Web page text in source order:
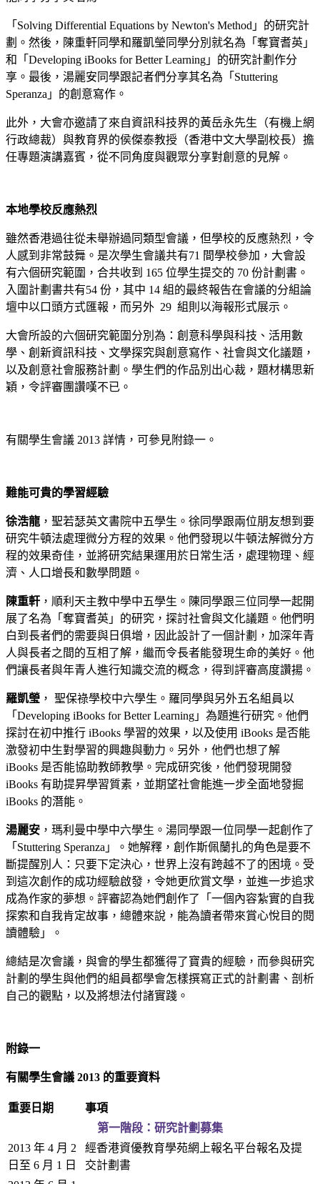
「Solving Differential Equations by Newton's Method」的研究計
劃。然後，陳重軒同學和羅凱瑩同學分別就名為「奪寶耆英」
和「Developing iBooks for Better Learning」的研究計劃作分
享。最後，湯麗安同學跟記者們分享其名為「Stuttering
Speranza」的創意寫作。
此外，大會亦邀請了來自資訊科技界的黃岳永先生（有機上網
行政總裁）與教育界的侯傑泰教授（香港中文大學副校長）擔
任專題演講嘉賓，從不同角度與觀眾分享對創意的見解。
本地學校反應熱烈
雖然香港過往從未舉辦過同類型會議，但學校的反應熱烈，令
人感到非常鼓舞。是次學生會議共有71 間學校參加，大會設
有六個研究範圍，合共收到 165 位學生提交的 70 份計劃書。
入圍計劃書共有54 份，其中 14 組的最終報告在會議的分組論
壇中以口頭方式匯報，而另外 29 組則以海報形式展示。
大會所設的六個研究範圍分別為：創意科學與科技、活用數
學、創新資訊科技、文學探究與創意寫作、社會與文化議題，
以及創意社會服務計劃。學生們的作品別出心裁，題材構思新
穎，令評審團讚嘆不已。
有關學生會議 2013 詳情，可參見附錄一。
難能可貴的學習經驗
徐浩龍 ，聖若瑟英文書院中五學生。徐同學跟兩位朋友想到要
研究牛頓法處理微分方程的效果。他們發現以牛頓法解微分方
程的效果奇佳，並將研究結果運用於日常生活，處理物理、經
濟、人口增長和數學問題。
陳重軒 ，順利天主教中學中五學生。陳同學跟三位同學一起開
展了名為「奪寶耆英」的研究，探討社會與文化議題。他們明
白到長者們的需要與日俱增，因此設計了一個計劃，加深年青
人與長者之間的互相了解，繼而令長者能發現生命的美好。他
們讓長者與年青人進行知識交流的概念，得到評審高度讚揚。
羅凱瑩 ， 聖保祿學校中六學生。羅同學與另外五名組員以
「Developing iBooks for Better Learning」為題進行研究。他們
探討在初中推行 iBooks 學習的效果，以及使用 iBooks 是否能
激發初中生對學習的興趣與動力。另外，他們也想了解
iBooks 是否能協助教師教學。完成研究後，他們發現開發
iBooks 有助提昇學習質素，並期望社會能進一步全面地發掘
iBooks 的潛能。
湯麗安 ，瑪利曼中學中六學生。湯同學跟一位同學一起創作了
「Stuttering Speranza」。她解釋，創作斯佩蘭扎的角色是要不
斷提醒別人：只要下定決心，世界上沒有跨越不了的困境。受
到這次創作的成功經驗啟發，令她更欣賞文學，並進一步追求
成為作家的夢想。評審認為她們創作了「一個內容紮實的自我
探索和自我肯定故事，總體來說，能為讀者帶來賞心悅目的閱
讀體驗」。
總結是次會議，與會的學生都獲得了寶貴的經驗，而參與研究
計劃的學生與他們的組員都學會怎樣撰寫正式的計劃書、剖析
自己的觀點，以及將想法付諸實踐。
附錄一
有關學生會議 2013 的重要資料
重要日期
事項
第一階段：研究計劃募集
2013 年 4 月 2
日至 6 月 1 日
經香港資優教育學苑網上報名平台報名及提
交計劃書